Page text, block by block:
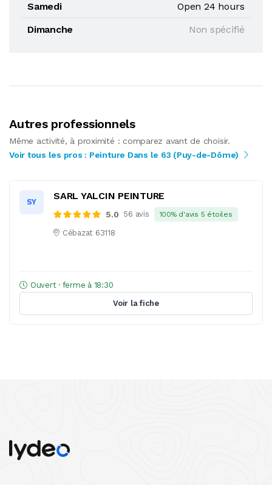
Samedi
Open 24 hours
Dimanche
Non spécifié
Autres professionnels
Même activité, à proximité : comparez avant de choisir.
Voir tous les pros : Peinture Dans le 63 (Puy-de-Dôme)
SY
SARL YALCIN PEINTURE
5.0 56 avis 100% d'avis 5 étoiles
Cébazat 63118
Ouvert · ferme à 18:30
Voir la fiche